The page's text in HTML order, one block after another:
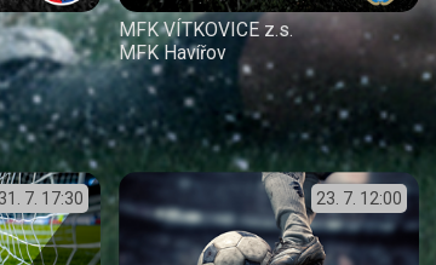
MFK VÍTKOVICE z.s.
MFK Havířov
31. 7. 17:30 23. 7. 12:00